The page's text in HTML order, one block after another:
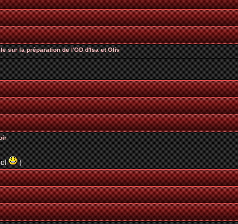
sur la préparation de l'OD d'Isa et Oliv
)